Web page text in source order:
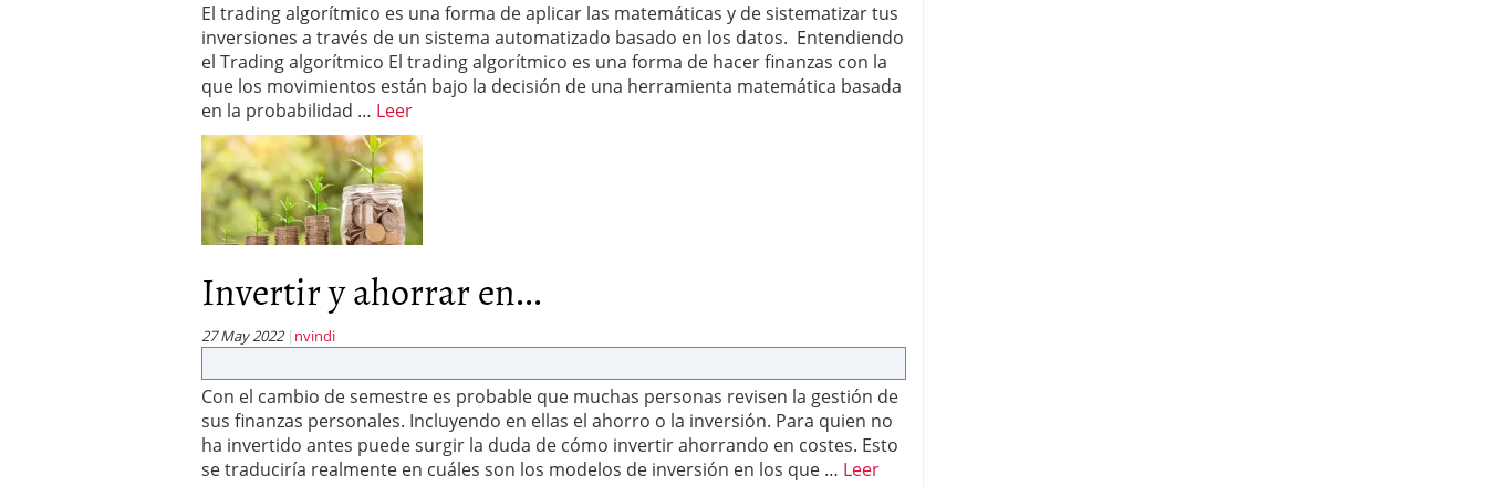
El trading algorítmico es una forma de aplicar las matemáticas y de sistematizar tus
inversiones a través de un sistema automatizado basado en los datos. Entendiendo
el Trading algorítmico El trading algorítmico es una forma de hacer finanzas con la
que los movimientos están bajo la decisión de una herramienta matemática basada
en la probabilidad … Leer
Invertir y ahorrar en...
27 May 2022 nvindi
Con el cambio de semestre es probable que muchas personas revisen la gestión de
sus finanzas personales. Incluyendo en ellas el ahorro o la inversión. Para quien no
ha invertido antes puede surgir la duda de cómo invertir ahorrando en costes. Esto
se traduciría realmente en cuáles son los modelos de inversión en los que … Leer